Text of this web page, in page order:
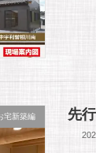
宅新築編 先